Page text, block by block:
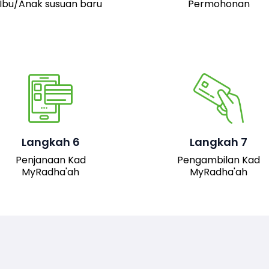
Ibu/Anak susuan baru
Permohonan
Langkah 6
Penjanaan Kad
MyRadha'ah
Setelah permohonan
akan dijana.
Langkah 7
Pengambilan Kad
MyRadha'ah
Pemohon boleh hadir ke
pejabat JAIS untuk
mengambil kad fizikal
MyRadha’ah. Selain itu,
pemohon juga boleh
turun versi digital kad
sistem untuk
kemudahan akses.